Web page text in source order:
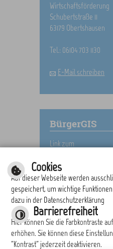
Wirtschaftsförderung
Schubertstraße 11
63179 Obertshausen
Tel.: 06104 703 1130
E-Mail schreiben
BürgerGIS
Link zum
Cookies
Auf dieser Webseite werden
gespeichert, um wichtige
dazu in der Datenschutzerklärung
Barrierefreiheit
Hier können Sie die Farbkontraste
erhöhen. Sie können diese
"Kontrast" jederzeit deaktivieren.